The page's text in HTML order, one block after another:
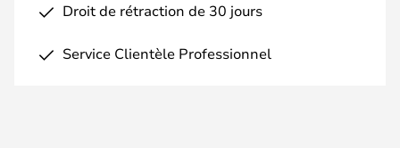
Droit de rétraction de 30 jours
Service Clientèle Professionnel